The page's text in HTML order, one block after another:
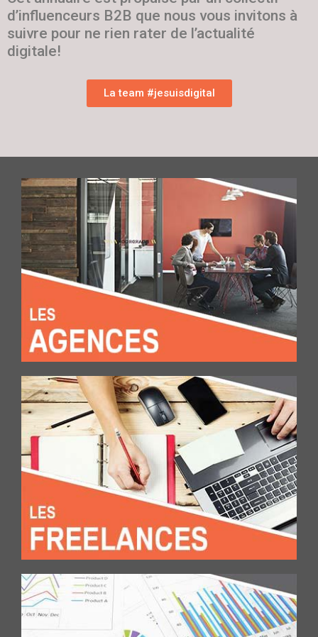
d’influenceurs B2B que nous vous invitons à
suivre pour ne rien rater de l’actualité
digitale!
La team #jesuisdigital